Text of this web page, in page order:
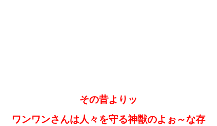
その昔よりッ
ワンワンさんは人々を守る神獣のよぉ～な存